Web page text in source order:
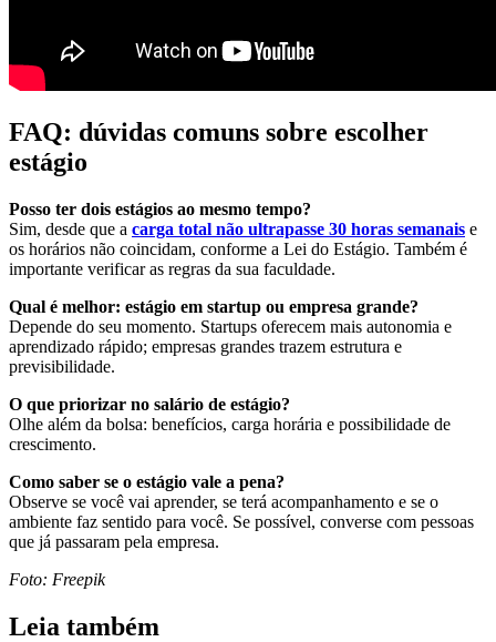
FAQ: dúvidas comuns sobre escolher
estágio
Posso ter dois estágios ao mesmo tempo?
Sim, desde que a carga total não ultrapasse 30 horas semanais e
os horários não coincidam, conforme a Lei do Estágio. Também é
importante verificar as regras da sua faculdade.
Qual é melhor: estágio em startup ou empresa grande?
Depende do seu momento. Startups oferecem mais autonomia e
aprendizado rápido; empresas grandes trazem estrutura e
previsibilidade.
O que priorizar no salário de estágio?
Olhe além da bolsa: benefícios, carga horária e possibilidade de
crescimento.
Como saber se o estágio vale a pena?
Observe se você vai aprender, se terá acompanhamento e se o
ambiente faz sentido para você. Se possível, converse com pessoas
que já passaram pela empresa.
Foto: Freepik
Leia também